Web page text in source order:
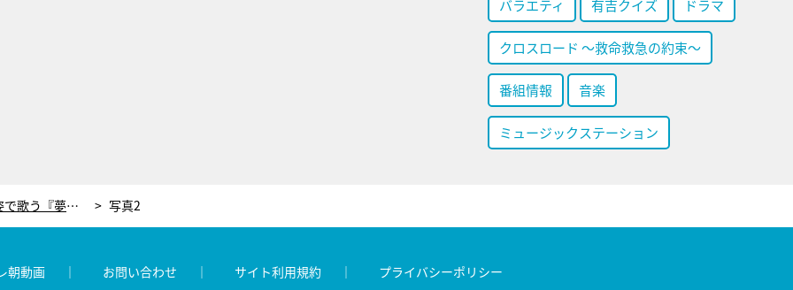
バラエティ 有吉クイズ ドラマ
クロスロード ～救命救急の約束～
番組情報 音楽
ミュージックステーション
松たか子、カラオケ熱唱！浴衣姿で歌う『夢見る少女じゃいられない』に大盛り上がり＜しあわせな結婚＞ 写真2
朝動画 お問い合わせ サイト利用規約 プライバシーポリシー